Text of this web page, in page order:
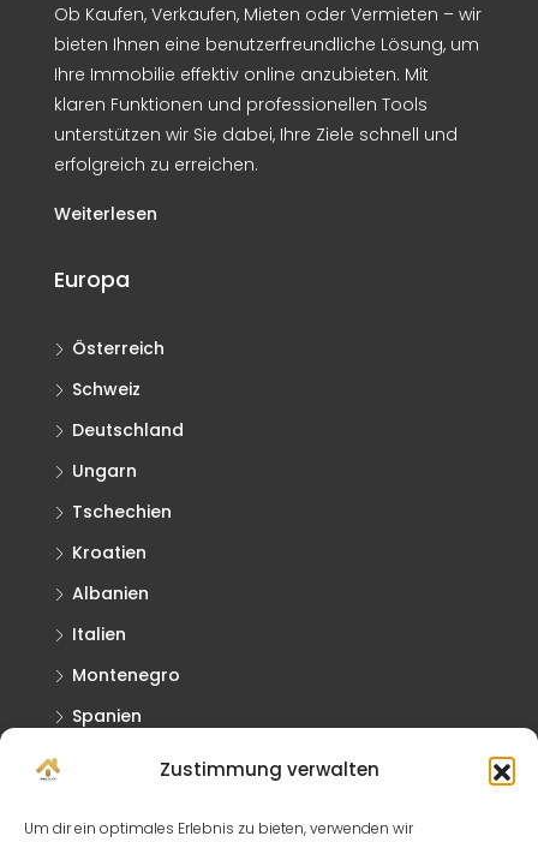
Zustimmung verwalten
Um dir ein optimales Erlebnis zu bieten, verwenden wir
Ob Kaufen, Verkaufen, Mieten oder Vermieten – wir
bieten Ihnen eine benutzerfreundliche Lösung, um
Ihre Immobilie effektiv online anzubieten. Mit
klaren Funktionen und professionellen Tools
unterstützen wir Sie dabei, Ihre Ziele schnell und
erfolgreich zu erreichen.
Weiterlesen
Europa
Österreich
Schweiz
Deutschland
Ungarn
Tschechien
Kroatien
Albanien
Italien
Montenegro
Spanien